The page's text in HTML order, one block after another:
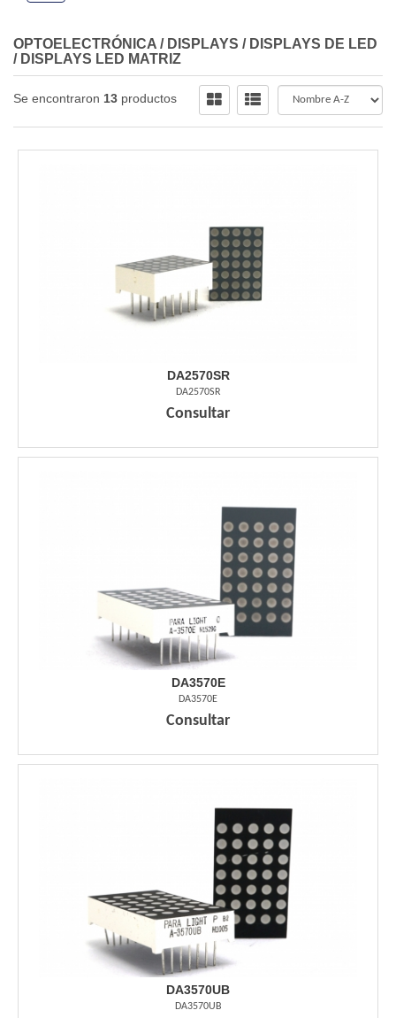
OPTOELECTRÓNICA / DISPLAYS / DISPLAYS DE LED
/ DISPLAYS LED MATRIZ
Se encontraron 13 productos
DA2570SR
DA2570SR
Consultar
DA3570E
DA3570E
Consultar
DA3570UB
DA3570UB